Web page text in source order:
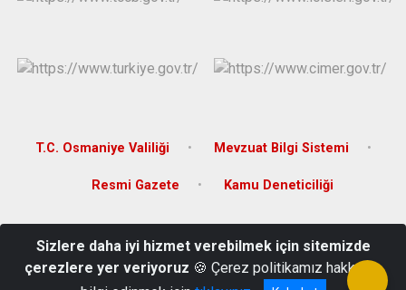
T.C. Osmaniye Valiliği Mevzuat Bilgi Sistemi
Resmi Gazete Kamu Deneticiliği
Bahçe/OSMANİYE
(0328) 861 20 07
Sizlere daha iyi hizmet verebilmek için sitemizde
çerezlere yer veriyoruz 🍪 Çerez politikamız hakkında